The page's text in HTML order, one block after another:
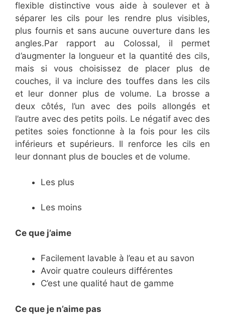
flexible distinctive vous aide à soulever et à
séparer les cils pour les rendre plus visibles,
plus fournis et sans aucune ouverture dans les
angles.Par rapport au Colossal, il permet
d’augmenter la longueur et la quantité des cils,
mais si vous choisissez de placer plus de
couches, il va inclure des touffes dans les cils
et leur donner plus de volume. La brosse a
deux côtés, l’un avec des poils allongés et
l’autre avec des petits poils. Le négatif avec des
petites soies fonctionne à la fois pour les cils
inférieurs et supérieurs. Il renforce les cils en
leur donnant plus de boucles et de volume.
Les plus
Les moins
Ce que j’aime
Facilement lavable à l’eau et au savon
Avoir quatre couleurs différentes
C’est une qualité haut de gamme
Ce que je n’aime pas